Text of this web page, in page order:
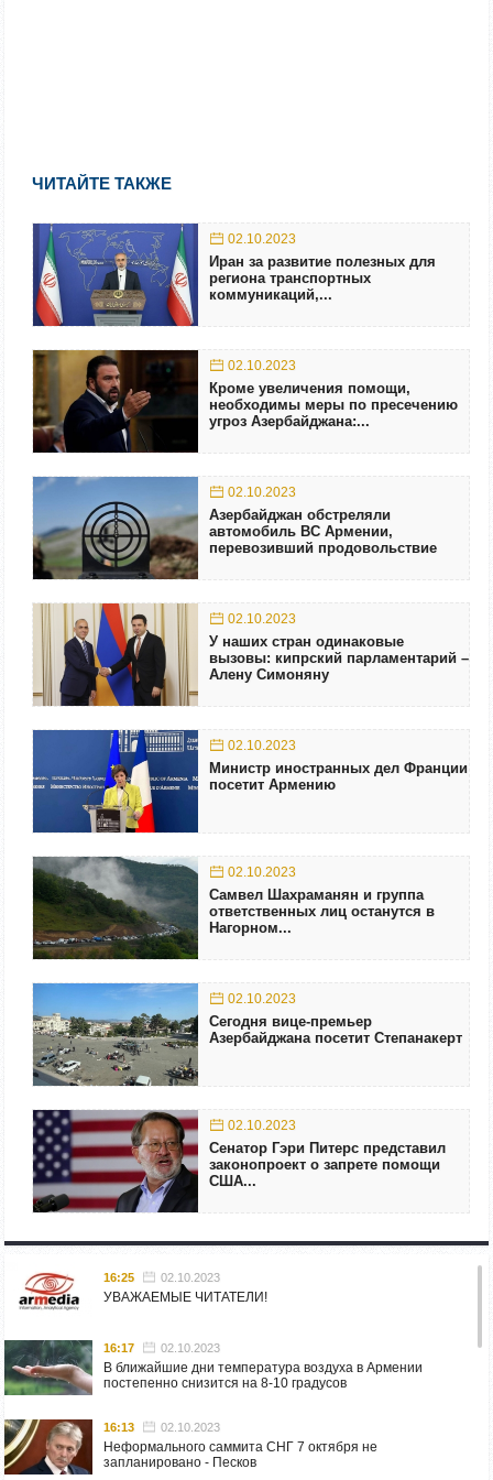
ЧИТАЙТЕ ТАКЖЕ
02.10.2023
Иран за развитие полезных для
региона транспортных
коммуникаций,...
02.10.2023
Кроме увеличения помощи,
необходимы меры по пресечению
угроз Азербайджана:...
02.10.2023
Азербайджан обстреляли
автомобиль ВС Армении,
перевозивший продовольствие
02.10.2023
У наших стран одинаковые
вызовы: кипрский парламентарий –
Алену Симоняну
02.10.2023
Министр иностранных дел Франции
посетит Армению
02.10.2023
Самвел Шахраманян и группа
ответственных лиц останутся в
Нагорном...
02.10.2023
Сегодня вице-премьер
Азербайджана посетит Степанакерт
02.10.2023
Сенатор Гэри Питерс представил
законопроект о запрете помощи
США...
16:25 02.10.2023
УВАЖАЕМЫЕ ЧИТАТЕЛИ!
16:17 02.10.2023
В ближайшие дни температура воздуха в Армении
постепенно снизится на 8-10 градусов
16:13 02.10.2023
Неформального саммита СНГ 7 октября не
запланировано - Песков